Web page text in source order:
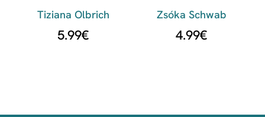
Tiziana Olbrich
5.99€
Zsóka Schwab
4.99€